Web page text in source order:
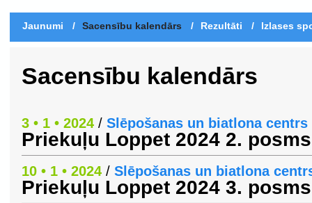
Jaunumi / Sacensību kalendārs / Rezultāti / Izlases
Sacensību kalendārs
3 • 1 • 2024 / Slēpošanas un biatlona
Priekuļu Loppet 2024 2. posms
10 • 1 • 2024 / Slēpošanas un biatlona
Priekuļu Loppet 2024 3. posms